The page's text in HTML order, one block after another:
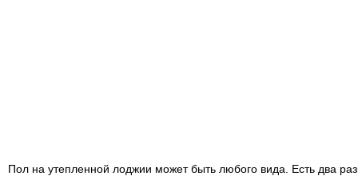
Пол на утепленной лоджии может быть любого вида. Есть два